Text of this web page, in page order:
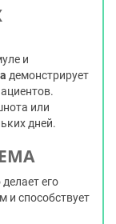
и
демонстрирует
или
дней.
его
и способствует